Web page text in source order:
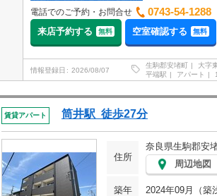
電話でのご予約・お問合せ
0743-54-1288
来店予約する 無料 空室確認する 無料
情報登録日 2026/08/07
生駒郡安堵町 大字
平端駅
アパート
賃貸アパート 筒井駅 徒歩27分
住所
奈良県生駒郡安
周辺地図
築年 2024年09月（築